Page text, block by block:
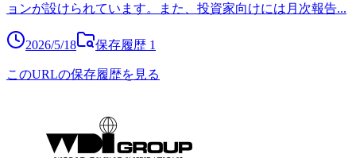
ョンが設けられています。また、投資家向けには月次報告...
2026/5/18 保存履歴 1
このURLの保存履歴を見る